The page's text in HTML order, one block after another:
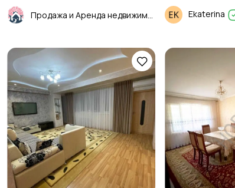
Ekaterina